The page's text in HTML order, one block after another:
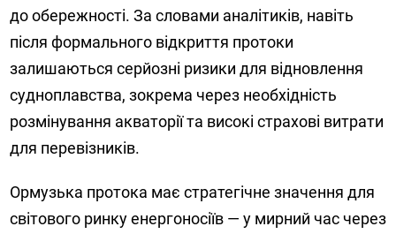
до обережності. За словами аналітиків, навіть
після формального відкриття протоки
залишаються серйозні ризики для відновлення
судноплавства, зокрема через необхідність
розмінування акваторії та високі страхові витрати
для перевізників.
Ормузька протока має стратегічне значення для
світового ринку енергоносіїв — у мирний час через